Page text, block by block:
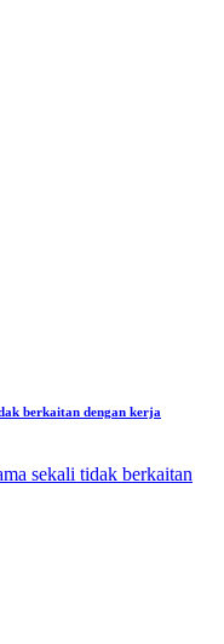
berkaitan dengan kerja
sekali tidak berkaitan